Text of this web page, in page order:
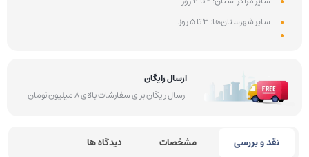
سایر شهرستان‌ها: 3 تا 5 روز.
ارسال رایگان
ارسال رایگان برای سفارشات بالای 8 میلیون تومان
نقد و بررسی مشخصات دیدگاه ها